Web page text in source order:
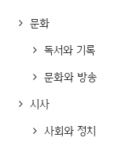
문화
독서와 기록
문화와 방송
시사
사회와 정치